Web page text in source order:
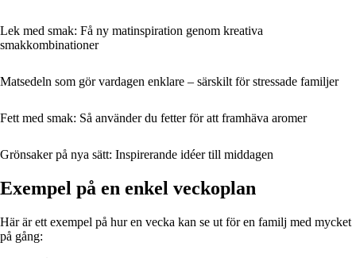
Lek med smak: Få ny matinspiration genom kreativa
smakkombinationer
Matsedeln som gör vardagen enklare – särskilt för stressade familjer
Fett med smak: Så använder du fetter för att framhäva aromer
Grönsaker på nya sätt: Inspirerande idéer till middagen
Exempel på en enkel veckoplan
Här är ett exempel på hur en vecka kan se ut för en familj med mycket
på gång: